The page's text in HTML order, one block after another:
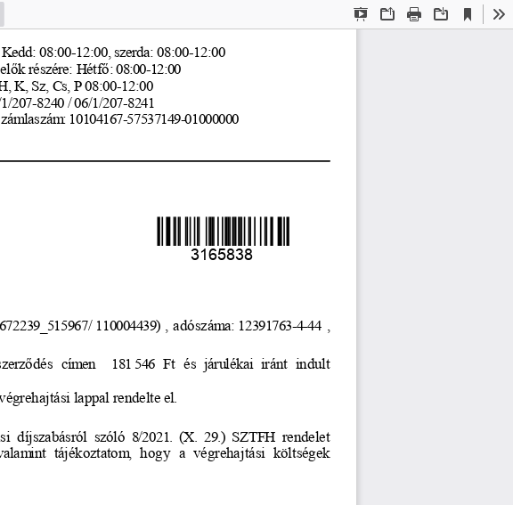
Presentation
OpenPrint Download
Current
View
08:00-12:00, szerda: 08:00-12:00
ők részére: Hétfő: 08:00-12:00
K, Sz, Cs, P 08:00-12:00
207-8240 / 06/1/207-8241
laszám: 10104167-57537149-01000000
3165838
110004439) ,  adószáma: 12391763-4-44
ődés címen
   181 546
Ft és járulékai iránt indult
lappal rendelte el.
díjszabásról szóló 8/2021. (X. 29.) SZTFH rendelet
int tájékoztatom,  hogy a  végrehajtási költségek